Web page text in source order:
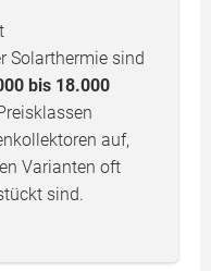
Solarthermie sind
bis 18.000
auf,
Varianten oft
sind.